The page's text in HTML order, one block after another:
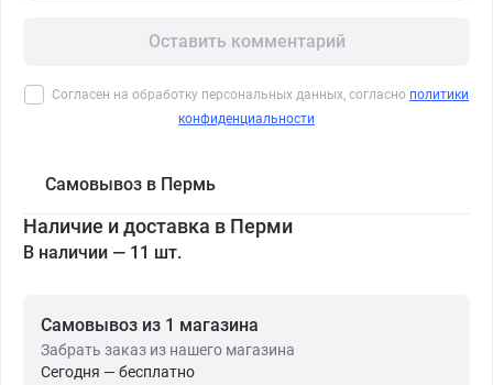
Оставить комментарий
Согласен на обработку персональных данных, согласно политики
конфиденциальности
Самовывоз в Пермь
Наличие и доставка в Перми
В наличии — 11 шт.
Самовывоз из 1 магазина
Забрать заказ из нашего магазина
Сегодня — бесплатно